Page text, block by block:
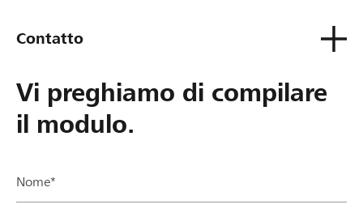
Contatto
Vi preghiamo di compilare
il modulo.
Nome*